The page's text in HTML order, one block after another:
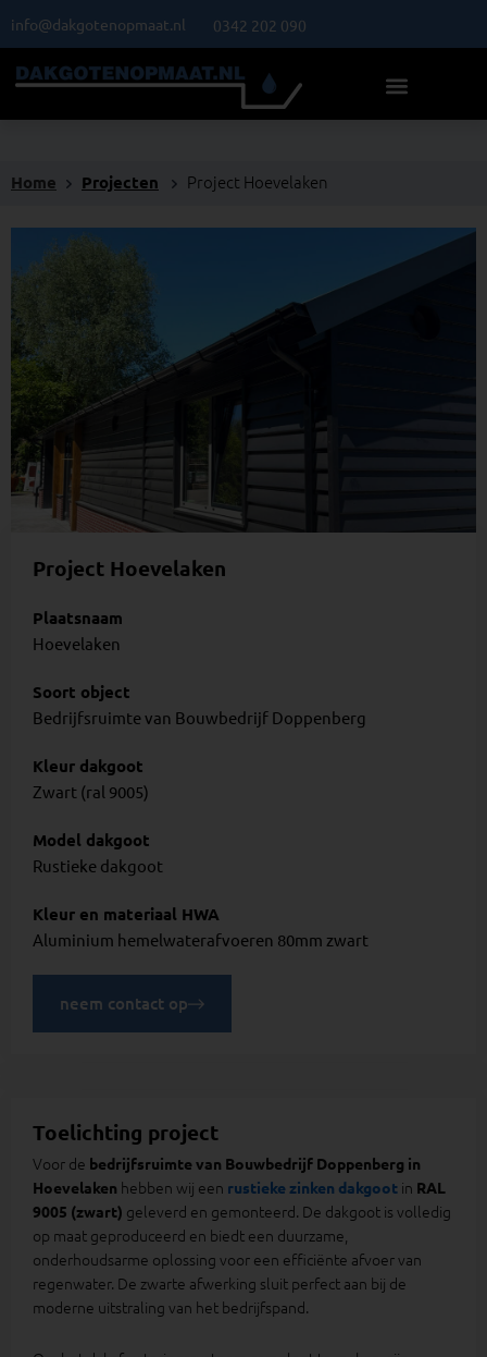
naar
de
inhoud
info@dakgotenopmaat.nl 0342 202 090
Home Projecten Project Hoevelaken
Project Hoevelaken
Plaatsnaam
Hoevelaken
Soort object
Bedrijfsruimte van Bouwbedrijf Doppenberg
Kleur dakgoot
Zwart (ral 9005)
Model dakgoot
Rustieke dakgoot
Kleur en materiaal HWA
Aluminium hemelwaterafvoeren 80mm zwart
neem contact op
Toelichting project​
Voor de bedrijfsruimte van Bouwbedrijf Doppenberg in
Hoevelaken hebben wij een rustieke zinken dakgoot in RAL
9005 (zwart) geleverd en gemonteerd. De dakgoot is volledig
op maat geproduceerd en biedt een duurzame,
onderhoudsarme oplossing voor een efficiënte afvoer van
regenwater. De zwarte afwerking sluit perfect aan bij de
moderne uitstraling van het bedrijfspand.